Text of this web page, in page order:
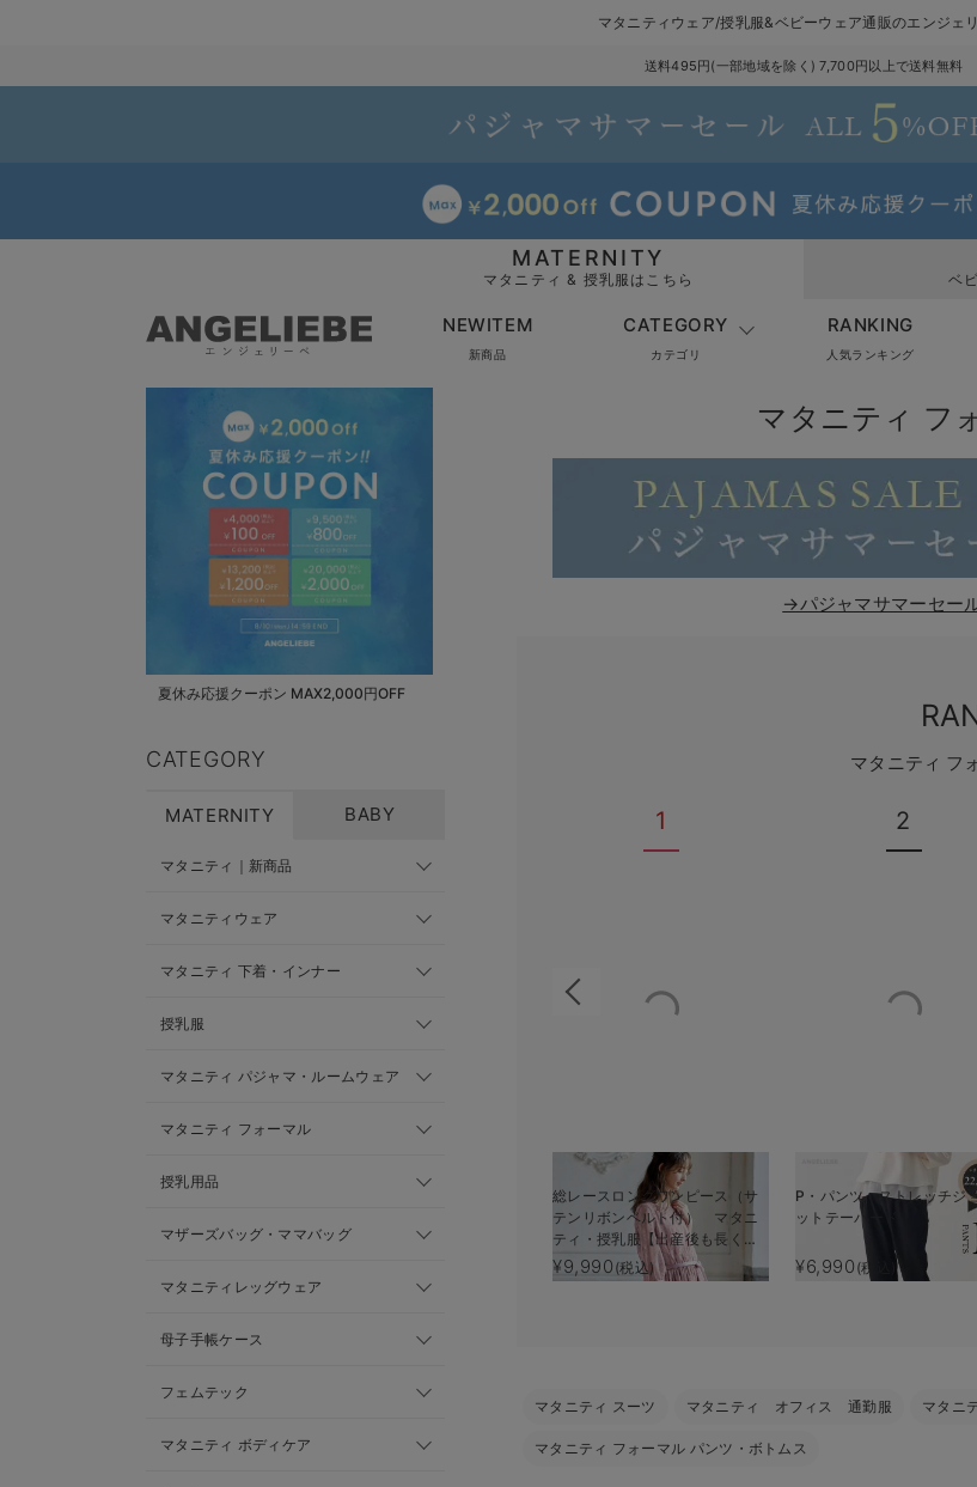
マタニティウェア/授乳服&ベビーウェア通販のエンジェ
送料495円(一部地域を除く) 7,700円以上で送料無料
MATERNITY
マタニティ & 授乳服はこちら ベ
NEWITEM
新商品
CATEGORY
カテゴリ
RANKING
人気ランキング
夏休み応援クーポン MAX2,000円OFF
CATEGORY
MATERNITY BABY
マタニティ｜新商品
マタニティウェア
マタニティ 下着・インナー
授乳服
マタニティ パジャマ・ルームウェア
マタニティ フォーマル
授乳用品
マザーズバッグ・ママバッグ
マタニティレッグウェア
母子手帳ケース
フェムテック
マタニティ ボディケア
マタニティ フ
→パジャマサマーセー
マタニティ フ
1
総レースロングワンピース（サ
テンリボンベルト付） マタニ
ティ・授乳服【出産後も長く使
える】
¥9,990 (税込)
2
P・パンツ ストレッチジ
ットテーパード
¥6,990 (税込)
マタニティ スーツ マタニティ オフィス 通勤服 マタニ
マタニティ フォーマル パンツ・ボトムス